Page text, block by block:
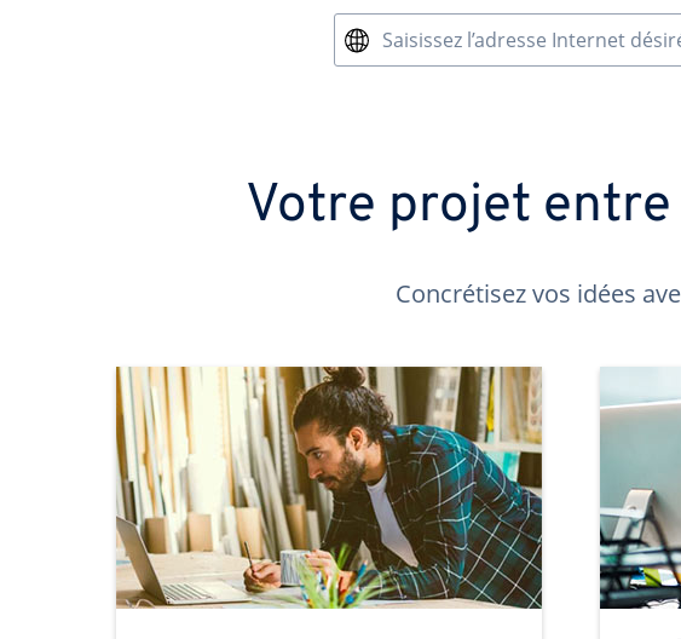
Saisissez l’adresse Internet
Votre projet entre
Concrétisez vos idées